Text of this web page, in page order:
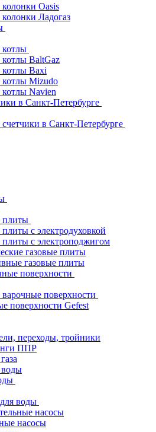
Oasis
Ладогаз
котлы
котлы BaltGaz
котлы Baxi
котлы Mizudo
котлы Navien
в Санкт-Петербурге
в Санкт-Петербурге
плиты
с электродуховкой
плиты с электроподжигом
газовые плиты
газовые плиты
поверхности
варочные поверхности
поверхности Gefest
переходы, тройники
ППР
воды
воды
насосы
насосы